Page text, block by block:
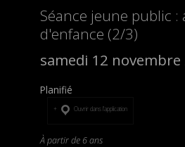
Séance jeune public :
d'enfance (2/3)
samedi 12 novembre
Planifié
Ouvrir dans l’application
À partir de 6 ans